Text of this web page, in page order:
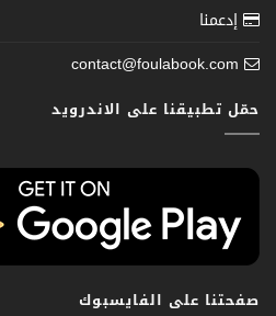
إدعمنا
contact@foulabook.com
حمّل تطبيقنا على الاندرويد
صفحتنا على الفايسبوك